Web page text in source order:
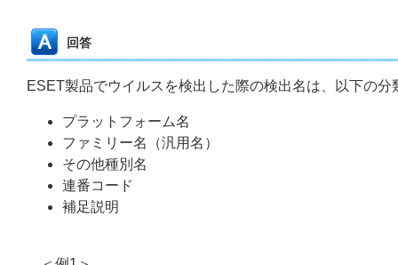
回答
ESET製品でウイルスを検出した際の検出名は、以下の
プラットフォーム名
ファミリー名（汎用名）
その他種別名
連番コード
補足説明